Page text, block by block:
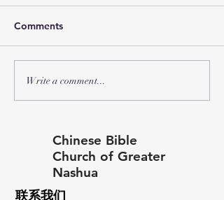
教会一日营（7月15日）
Comments
Write a comment...
Chinese Bible
Church of Greater
Nashua
联系我们